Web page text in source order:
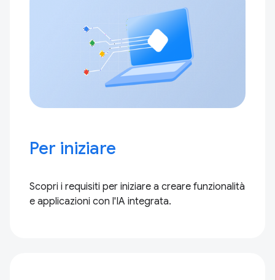
Per iniziare
Scopri i requisiti per iniziare a creare funzionalità
e applicazioni con l'IA integrata.